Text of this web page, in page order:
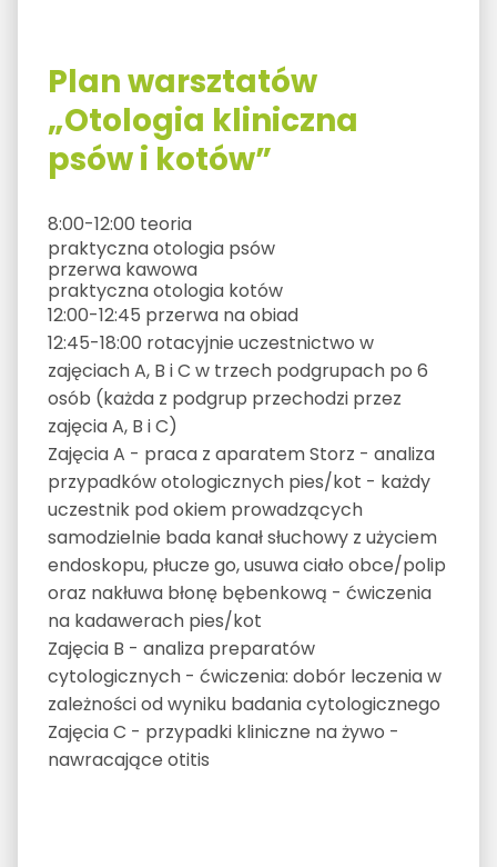
Plan warsztatów
„Otologia kliniczna
psów i kotów”
8:00-12:00 teoria
praktyczna otologia psów
przerwa kawowa
praktyczna otologia kotów
12:00-12:45 przerwa na obiad
12:45-18:00 rotacyjnie uczestnictwo w
zajęciach A, B i C w trzech podgrupach po 6
osób (każda z podgrup przechodzi przez
zajęcia A, B i C)
Zajęcia A - praca z aparatem Storz - analiza
przypadków otologicznych pies/kot - każdy
uczestnik pod okiem prowadzących
samodzielnie bada kanał słuchowy z użyciem
endoskopu, płucze go, usuwa ciało obce/polip
oraz nakłuwa błonę bębenkową - ćwiczenia
na kadawerach pies/kot
Zajęcia B - analiza preparatów
cytologicznych - ćwiczenia: dobór leczenia w
zależności od wyniku badania cytologicznego
Zajęcia C - przypadki kliniczne na żywo -
nawracające otitis